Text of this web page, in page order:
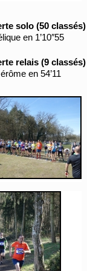
solo (50
en 1’10″55
relais (9
en 54’11